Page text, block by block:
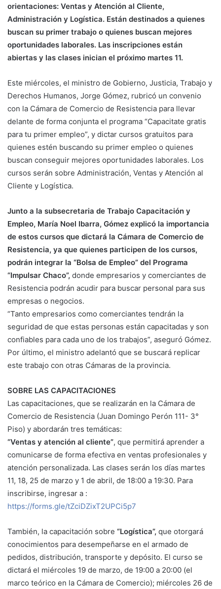
orientaciones: Ventas y Atención al Cliente,
Administración y Logística. Están destinados a quienes
buscan su primer trabajo o quienes buscan mejores
oportunidades laborales. Las inscripciones están
abiertas y las clases inician el próximo martes 11.
Este miércoles, el ministro de Gobierno, Justicia, Trabajo y
Derechos Humanos, Jorge Gómez, rubricó un convenio
con la Cámara de Comercio de Resistencia para llevar
delante de forma conjunta el programa “Capacitate gratis
para tu primer empleo”, y dictar cursos gratuitos para
quienes estén buscando su primer empleo o quienes
buscan conseguir mejores oportunidades laborales. Los
cursos serán sobre Administración, Ventas y Atención al
Cliente y Logística.
Junto a la subsecretaria de Trabajo Capacitación y
Empleo, María Noel Ibarra, Gómez explicó la importancia
de estos cursos que dictará la Cámara de Comercio de
Resistencia, ya que quienes participen de los cursos,
podrán integrar la “Bolsa de Empleo” del Programa
“Impulsar Chaco”, donde empresarios y comerciantes de
Resistencia podrán acudir para buscar personal para sus
empresas o negocios.
“Tanto empresarios como comerciantes tendrán la
seguridad de que estas personas están capacitadas y son
confiables para cada uno de los trabajos”, aseguró Gómez.
Por último, el ministro adelantó que se buscará replicar
este trabajo con otras Cámaras de la provincia.
SOBRE LAS CAPACITACIONES
Las capacitaciones, que se realizarán en la Cámara de
Comercio de Resistencia (Juan Domingo Perón 111- 3°
Piso) y abordarán tres temáticas:
“Ventas y atención al cliente”, que permitirá aprender a
comunicarse de forma efectiva en ventas profesionales y
atención personalizada. Las clases serán los días martes
11, 18, 25 de marzo y 1 de abril, de 18:00 a 19:30. Para
inscribirse, ingresar a :
https://forms.gle/tZciDZixT2UPCi5p7
También, la capacitación sobre “Logística”, que otorgará
conocimientos para desempeñarse en el armado de
pedidos, distribución, transporte y depósito. El curso se
dictará el miércoles 19 de marzo, de 19:00 a 20:00 (el
marco teórico en la Cámara de Comercio); miércoles 26 de